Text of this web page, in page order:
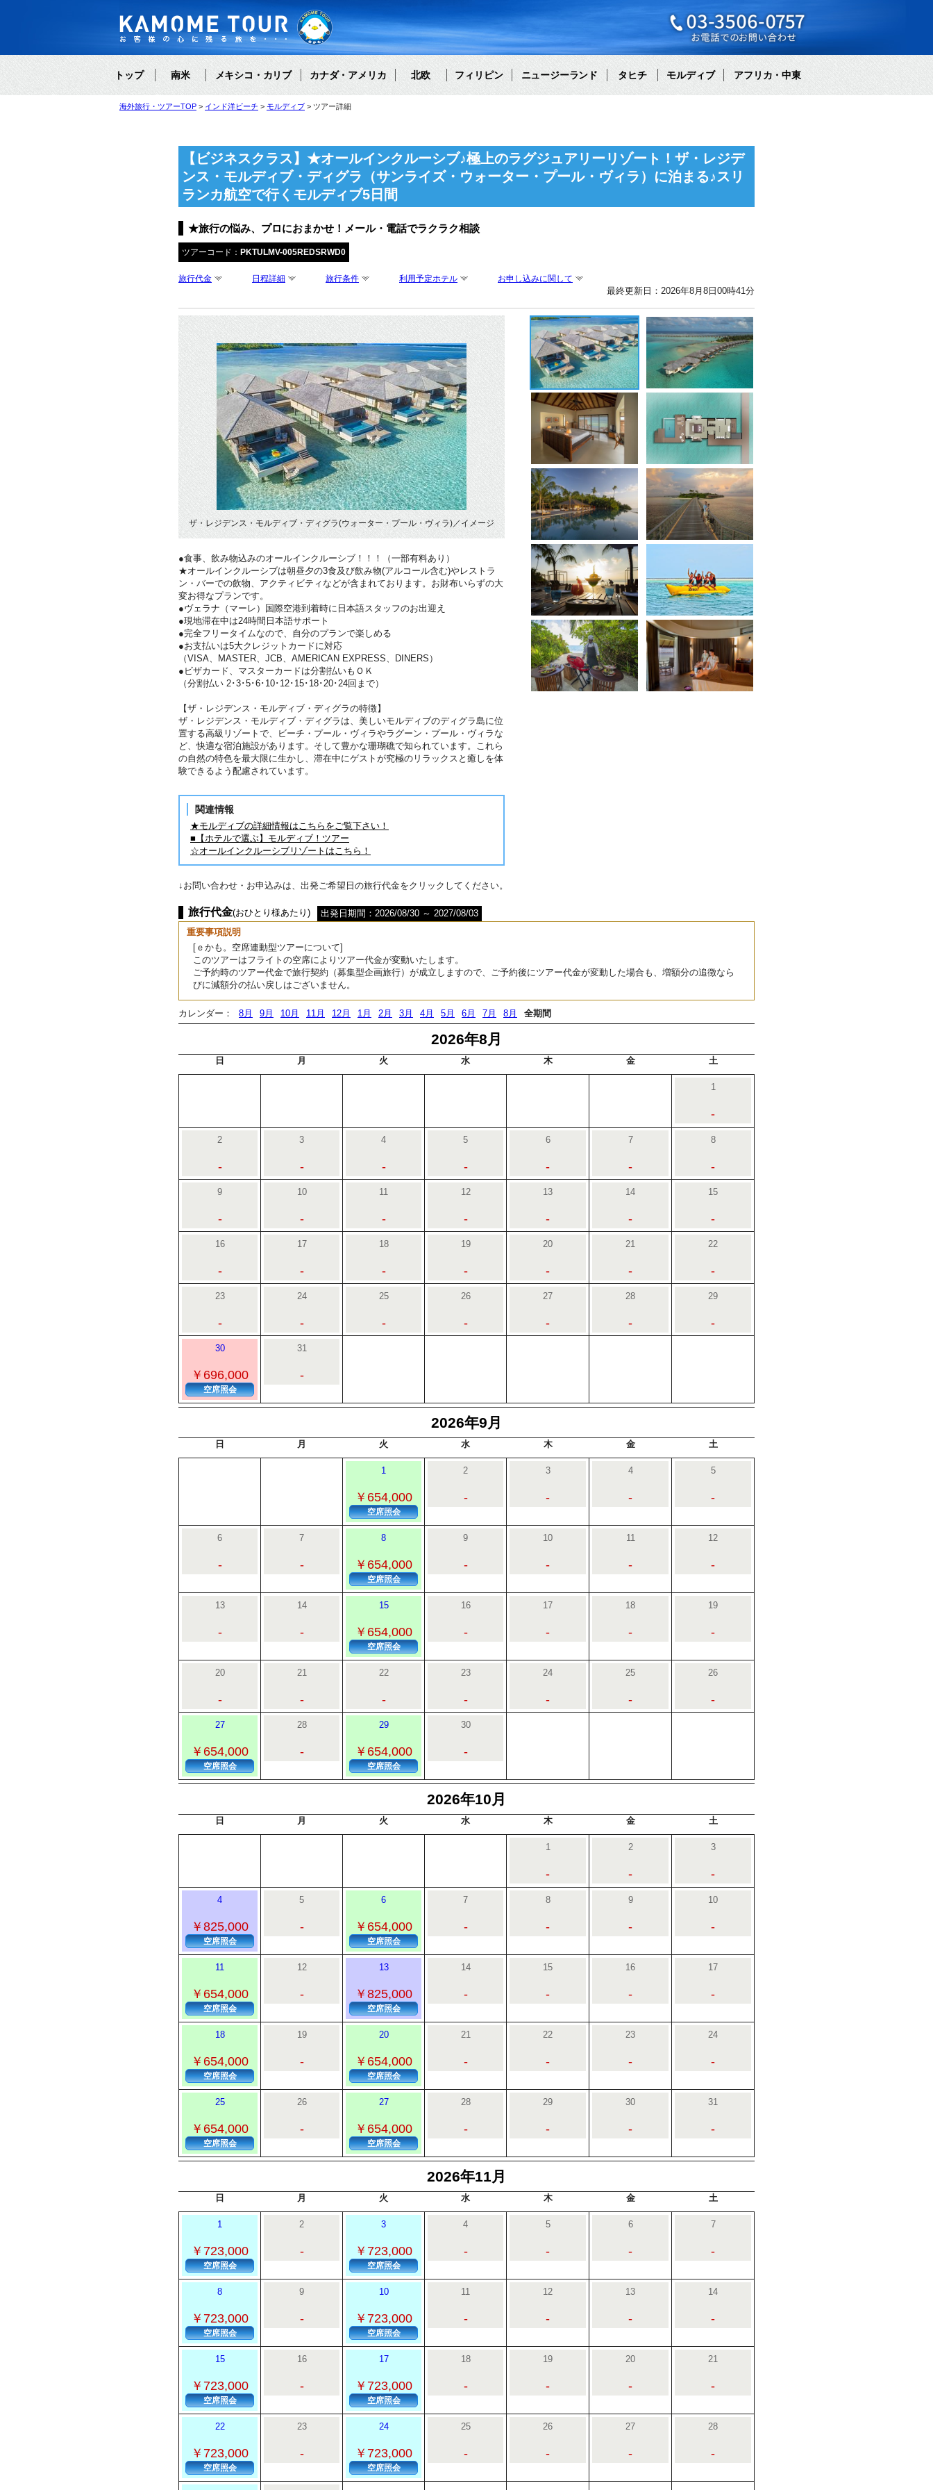
トップ 南米 メキシコ・カリブ カナダ・アメリカ 北欧 フィリピン ニュージーランド タヒチ モルディブ アフリカ・中東
海外旅行・ツアーTOP インド洋ビーチ モルディブ ツアー詳細
【ビジネスクラス】★オールインクルーシブ♪極上のラグジュアリーリゾート！ザ・レジデ
ンス・モルディブ・ディグラ（サンライズ・ウォーター・プール・ヴィラ）に泊まる♪スリ
ランカ航空で行くモルディブ5日間
★旅行の悩み、プロにおまかせ！メール・電話でラクラク相談
ツアーコード： PKTULMV-005REDSRWD0
旅行代金 日程詳細 旅行条件 利用予定ホテル お申し込みに関して
最終更新日：2026年8月8日00時41分
ザ・レジデンス・モルディブ・ディグラ(ウォーター・プール・ヴィラ)／イメージ
●食事、飲み物込みのオールインクルーシブ！！！（一部有料あり）
★オールインクルーシブは朝昼夕の3食及び飲み物(アルコール含む)やレストラ
ン・バーでの飲物、アクティビティなどが含まれております。お財布いらずの大
変お得なプランです。
●ヴェラナ（マーレ）国際空港到着時に日本語スタッフのお出迎え
●現地滞在中は24時間日本語サポート
●完全フリータイムなので、自分のプランで楽しめる
●お支払いは5大クレジットカードに対応
（VISA、MASTER、JCB、AMERICAN EXPRESS、DINERS）
●ビザカード、マスターカードは分割払いもＯＫ
（分割払い 2･3･5･6･10･12･15･18･20･24回まで）
【ザ・レジデンス・モルディブ・ディグラの特徴】
ザ・レジデンス・モルディブ・ディグラは、美しいモルディブのディグラ島に位
置する高級リゾートで、ビーチ・プール・ヴィラやラグーン・プール・ヴィラな
ど、快適な宿泊施設があります。そして豊かな珊瑚礁で知られています。これら
の自然の特色を最大限に生かし、滞在中にゲストが究極のリラックスと癒しを体
験できるよう配慮されています。
関連情報
★モルディブの詳細情報はこちらをご覧下さい！
■【ホテルで選ぶ】モルディブ！ツアー
☆オールインクルーシブリゾートはこちら！
↓お問い合わせ・お申込みは、出発ご希望日の旅行代金をクリックしてください。
旅行代金(おひとり様あたり)
出発日期間：2026/08/30 ～ 2027/08/03
重要事項説明
[ｅかも。空席連動型ツアーについて]
このツアーはフライトの空席によりツアー代金が変動いたします。
ご予約時のツアー代金で旅行契約（募集型企画旅行）が成立しますので、ご予約後にツアー代金が変動した場合も、増額分の追徴なら
びに減額分の払い戻しはございません。
カレンダー： 8月 9月 10月 11月 12月 1月 2月 3月 4月 5月 6月 7月 8月 全期間
2026年8月
日 月 火 水 木 金 土
1
-
2
-
3
-
4
-
5
-
6
-
7
-
8
-
9
-
10
-
11
-
12
-
13
-
14
-
15
-
16
-
17
-
18
-
19
-
20
-
21
-
22
-
23
-
24
-
25
-
26
-
27
-
28
-
29
-
30
￥696,000
空席照会
31
-
2026年9月
日 月 火 水 木 金 土
1
￥654,000
空席照会
2
-
3
-
4
-
5
-
6
-
7
-
8
￥654,000
空席照会
9
-
10
-
11
-
12
-
13
-
14
-
15
￥654,000
空席照会
16
-
17
-
18
-
19
-
20
-
21
-
22
-
23
-
24
-
25
-
26
-
27
￥654,000
空席照会
28
-
29
￥654,000
空席照会
30
-
2026年10月
日 月 火 水 木 金 土
1
-
2
-
3
-
4
￥825,000
空席照会
5
-
6
￥654,000
空席照会
7
-
8
-
9
-
10
-
11
￥654,000
空席照会
12
-
13
￥825,000
空席照会
14
-
15
-
16
-
17
-
18
￥654,000
空席照会
19
-
20
￥654,000
空席照会
21
-
22
-
23
-
24
-
25
￥654,000
空席照会
26
-
27
￥654,000
空席照会
28
-
29
-
30
-
31
-
2026年11月
日 月 火 水 木 金 土
1
￥723,000
空席照会
2
-
3
￥723,000
空席照会
4
-
5
-
6
-
7
-
8
￥723,000
空席照会
9
-
10
￥723,000
空席照会
11
-
12
-
13
-
14
-
15
￥723,000
空席照会
16
-
17
￥723,000
空席照会
18
-
19
-
20
-
21
-
22
￥723,000
空席照会
23
-
24
￥723,000
空席照会
25
-
26
-
27
-
28
-